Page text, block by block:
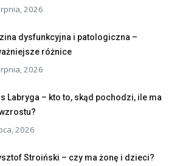
2026
dysfunkcyjna i patologiczna –
różnice
2026
Labryga – kto to, skąd pochodzi, ile ma
2026
Stroiński – czy ma żonę i dzieci?